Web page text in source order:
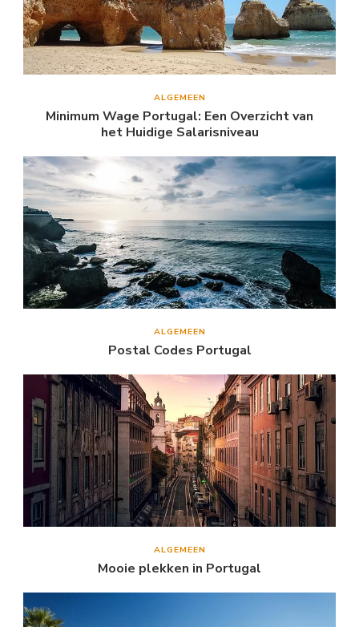
ALGEMEEN
Minimum Wage Portugal: Een Overzicht van
het Huidige Salarisniveau
ALGEMEEN
Postal Codes Portugal
ALGEMEEN
Mooie plekken in Portugal